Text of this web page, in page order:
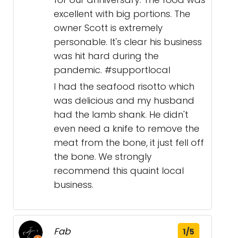
excellent with big portions. The
owner Scott is extremely
personable. It's clear his business
was hit hard during the
pandemic. #supportlocal
I had the seafood risotto which
was delicious and my husband
had the lamb shank. He didn't
even need a knife to remove the
meat from the bone, it just fell off
the bone. We strongly
recommend this quaint local
business.
Fab 1/5